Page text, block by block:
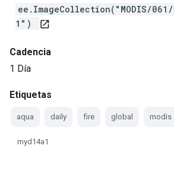
ee.ImageCollection("MODIS/061/
1")
open_in_new
Cadencia
1 Día
Etiquetas
aqua daily fire global modis
myd14a1